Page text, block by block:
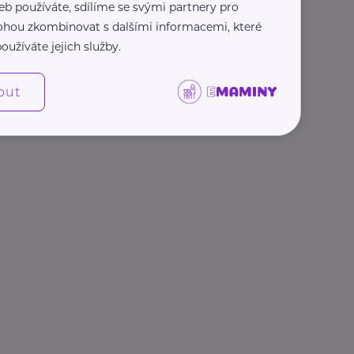
používáte, sdílíme se svými partnery pro
zkombinovat s dalšími informacemi, které
jejich služby.